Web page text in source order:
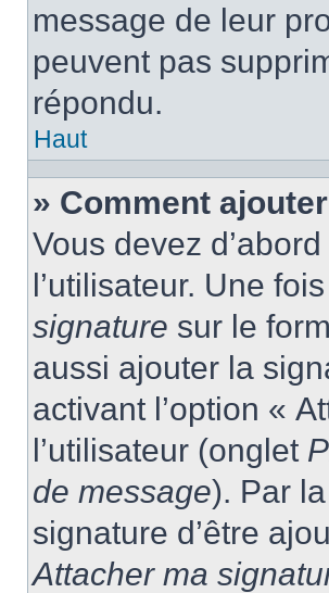
message de leur
peuvent pas
répondu.
Haut
» Comment
Vous devez
l’utilisateur. Une
signature sur le
aussi ajouter la
activant l’option «
l’utilisateur (onglet
de message). Par
signature d’être
Attacher ma